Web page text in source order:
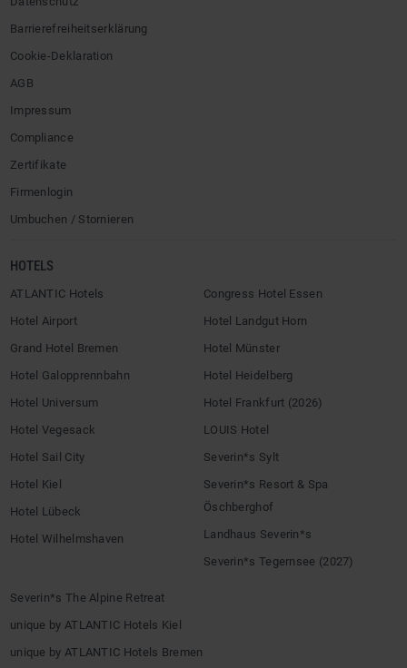
Barrierefreiheitserklärung
Cookie-Deklaration
AGB
Impressum
Compliance
Zertifikate
Firmenlogin
Umbuchen / Stornieren
HOTELS
ATLANTIC Hotels
Hotel Airport
Grand Hotel Bremen
Hotel Galopprennbahn
Hotel Universum
Hotel Vegesack
Hotel Sail City
Hotel Kiel
Hotel Lübeck
Hotel Wilhelmshaven
Congress Hotel Essen
Hotel Landgut Horn
Hotel Münster
Hotel Heidelberg
Hotel Frankfurt (2026)
LOUIS Hotel
Severin*s Sylt
Severin*s Resort & Spa
Öschberghof
Landhaus Severin*s
Severin*s Tegernsee (2027)
Severin*s The Alpine Retreat
unique by ATLANTIC Hotels Kiel
unique by ATLANTIC Hotels Bremen